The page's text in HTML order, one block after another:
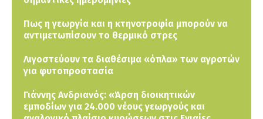
Πως η γεωργία και η κτηνοτροφία μπορούν να
αντιμετωπίσουν το θερμικό στρες
Λιγοστεύουν τα διαθέσιμα «όπλα» των αγροτών
για φυτοπροστασία
Γιάννης Ανδριανός: «Άρση διοικητικών
εμποδίων για 24.000 νέους γεωργούς και